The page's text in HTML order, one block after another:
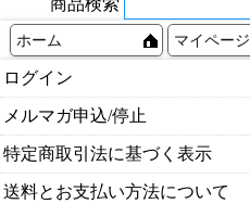
商品検索
ホーム マイページ
ログイン
メルマガ申込/停止
特定商取引法に基づく表示
送料とお支払い方法について